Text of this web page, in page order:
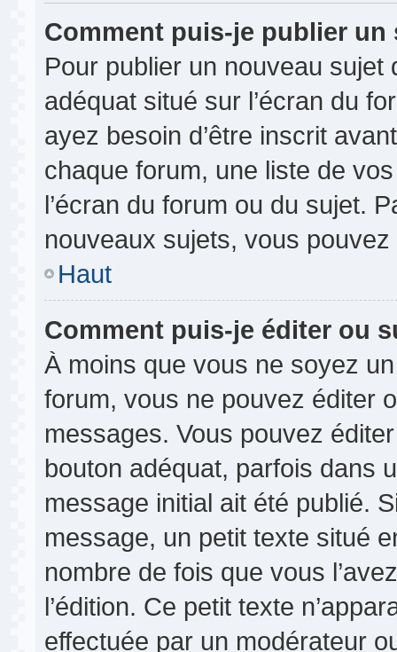
Comment puis-je publier
Pour publier un nouveau
adéquat situé sur l’écran du
ayez besoin d’être inscrit
chaque forum, une liste de
l’écran du forum ou du sujet.
nouveaux sujets, vous
Haut
Comment puis-je éditer ou
À moins que vous ne soyez
forum, vous ne pouvez éditer
messages. Vous pouvez
bouton adéquat, parfois dans
message initial ait été publié.
message, un petit texte situé
nombre de fois que vous
l’édition. Ce petit texte
effectuée par un modérateur